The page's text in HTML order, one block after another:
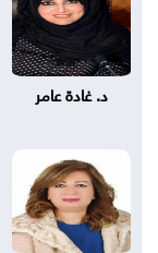
د. غادة عامر